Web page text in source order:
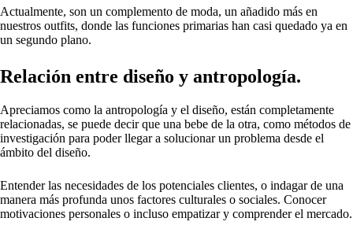
Actualmente, son un complemento de moda, un añadido más en
nuestros outfits, donde las funciones primarias han casi quedado ya en
un segundo plano.
Relación entre diseño y antropología.
Apreciamos como la antropología y el diseño, están completamente
relacionadas, se puede decir que una bebe de la otra, como métodos de
investigación para poder llegar a solucionar un problema desde el
ámbito del diseño.
Entender las necesidades de los potenciales clientes, o indagar de una
manera más profunda unos factores culturales o sociales. Conocer
motivaciones personales o incluso empatizar y comprender el mercado.